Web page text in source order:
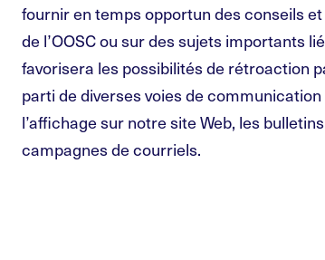
fournir en temps opportun des conseils
de l’OOSC ou sur des sujets importants
favorisera les possibilités de rétroaction
parti de diverses voies de
l’affichage sur notre site Web, les
campagnes de courriels.